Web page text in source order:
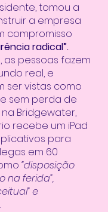
tomou a
a empresa
compromisso
radical”.
as pessoas fazem
real, e
ser vistas como
sem perda de
na Bridgewater,
recebe um iPad
para
em 60
“disposição
na ferida”,
e